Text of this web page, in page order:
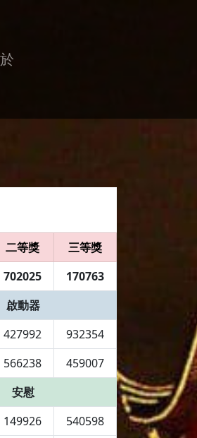
二等獎
三等獎
702025
170763
啟動器
427992
932354
566238
459007
安慰
149926
540598